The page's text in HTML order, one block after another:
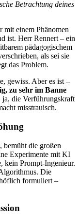
Betrachtung deines
mit einem Phänomen
ist. Herr Rennert – ein
pädagogischem
als sei sie
das Problem.
gewiss. Aber es ist –
zu sehr im Banne
ja, die Verführungskraft
misstrauisch.
bemüht die großen
Experimente mit KI
kein Prompt‑Ingenieur.
Die
formuliert –